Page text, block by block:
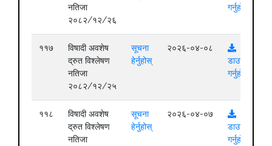
नतिजा
२०८२/१२/२६
गर्नुहोस्
११७
विषादी अवशेष
द्रुत विश्लेषण
नतिजा
२०८२/१२/२५
सूचना
हेर्नुहोस्
२०२६-०४-०८
डाउनलोड
गर्नुहोस्
११८
विषादी अवशेष
द्रुत विश्लेषण
नतिजा
सूचना
हेर्नुहोस्
२०२६-०४-०७
डाउनलोड
गर्नुहोस्